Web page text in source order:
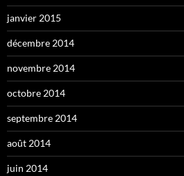
janvier 2015
décembre 2014
novembre 2014
octobre 2014
septembre 2014
août 2014
juin 2014